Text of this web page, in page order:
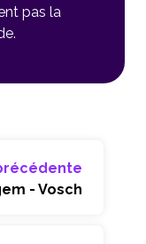
pas la
- Vosch